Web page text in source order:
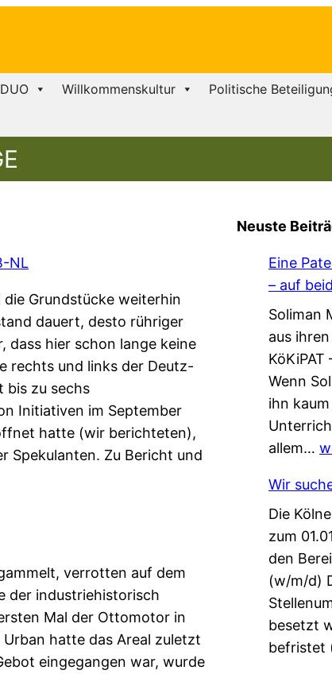
DUO Willkommenskultur
Politische
NL
Grundstücke weiterhin
dauert, desto rühriger
dass hier schon lange keine
rechts und links der Deutz-
bis zu sechs
Initiativen im September
hatte (wir berichteten),
Spekulanten. Zu Bericht und
verrotten auf dem
der industriehistorisch
Mal der Ottomotor in
hatte das Areal zuletzt
eingegangen war, wurde
Neuste
Eine
– auf
Soliman
aus
Wenn
ihn
allem… E
n
e
P
a
t
e
n
s
Wir
Die
zum
den
(w/m/d)
besetzt
befristet